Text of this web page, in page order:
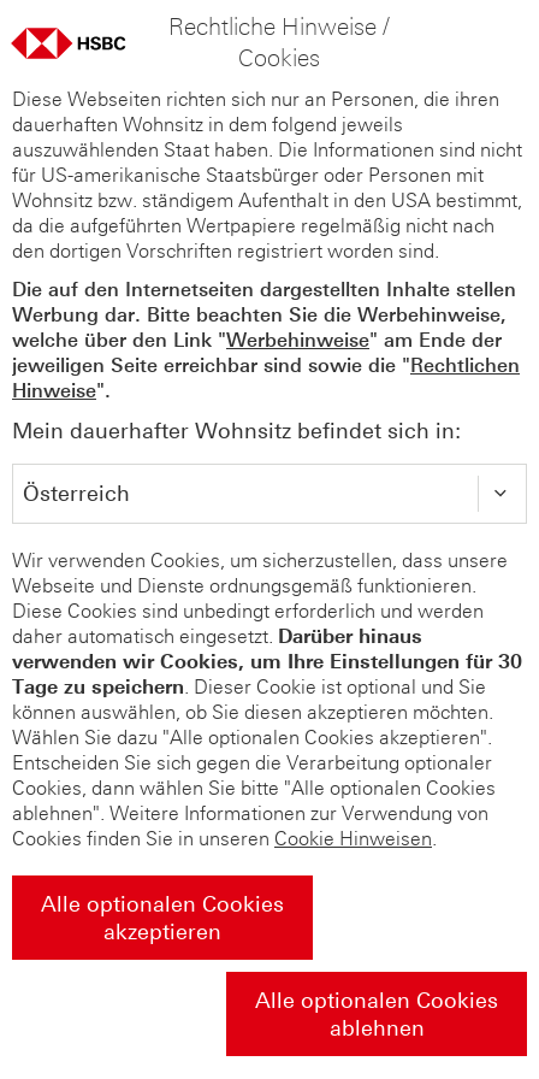
Rechtliche Hinweise /
Cookies
Diese Webseiten richten sich nur an Personen, die ihren
dauerhaften Wohnsitz in dem folgend jeweils
auszuwählenden Staat haben. Die Informationen sind nicht
für US-amerikanische Staatsbürger oder Personen mit
Wohnsitz bzw. ständigem Aufenthalt in den USA bestimmt,
da die aufgeführten Wertpapiere regelmäßig nicht nach
den dortigen Vorschriften registriert worden sind.
Die auf den Internetseiten dargestellten Inhalte stellen
Werbung dar. Bitte beachten Sie die Werbehinweise,
welche über den Link "Werbehinweise" am Ende der
jeweiligen Seite erreichbar sind sowie die "Rechtlichen
Hinweise".
Mein dauerhafter Wohnsitz befindet sich in:
Wir verwenden Cookies, um sicherzustellen, dass unsere
Webseite und Dienste ordnungsgemäß funktionieren.
Diese Cookies sind unbedingt erforderlich und werden
daher automatisch eingesetzt. Darüber hinaus
verwenden wir Cookies, um Ihre Einstellungen für 30
Tage zu speichern. Dieser Cookie ist optional und Sie
können auswählen, ob Sie diesen akzeptieren möchten.
Wählen Sie dazu "Alle optionalen Cookies akzeptieren".
Entscheiden Sie sich gegen die Verarbeitung optionaler
Cookies, dann wählen Sie bitte "Alle optionalen Cookies
ablehnen". Weitere Informationen zur Verwendung von
Cookies finden Sie in unseren Cookie Hinweisen.
Alle optionalen Cookies
akzeptieren
Alle optionalen Cookies
ablehnen